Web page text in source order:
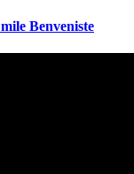
Benveniste